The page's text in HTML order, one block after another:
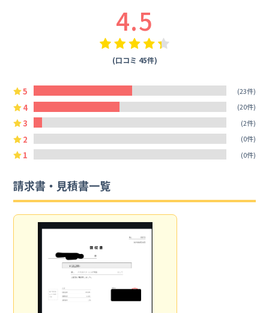
4.5
(口コミ 45件)
5 (23件)
4 (20件)
3 (2件)
2 (0件)
1 (0件)
請求書・見積書一覧